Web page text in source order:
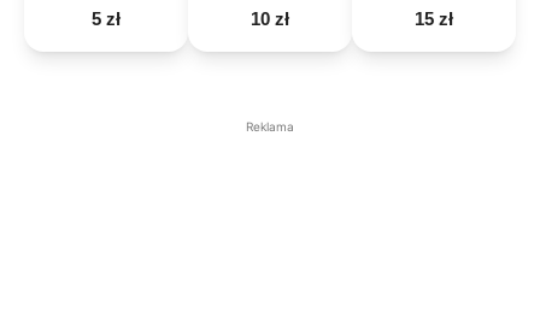
5 zł 10 zł 15 zł
Reklama